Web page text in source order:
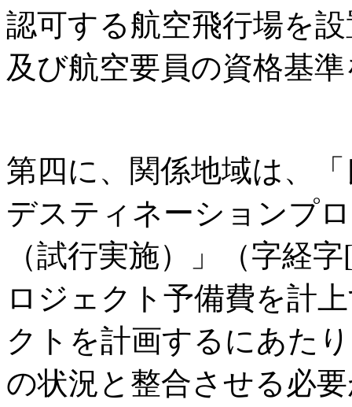
認可する航空飛行場を
及び航空要員の資格基
第四に、関係地域は、
デスティネーションプ
（試行実施）」（字経
ロジェクト予備費を計
クトを計画するにあた
の状況と整合させる必